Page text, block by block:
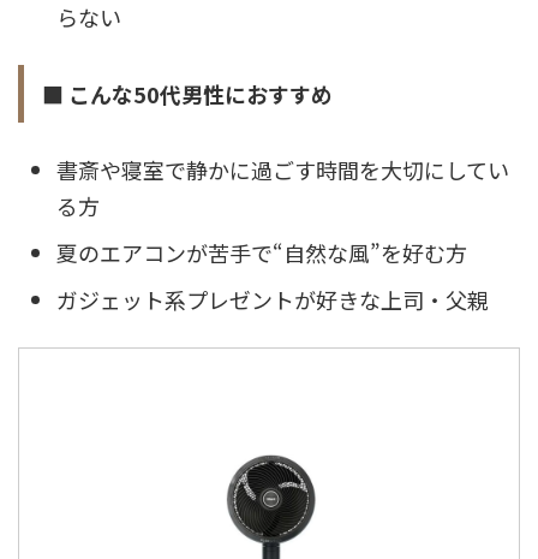
らない
■ こんな50代男性におすすめ
書斎や寝室で静かに過ごす時間を大切にしてい
る方
夏のエアコンが苦手で“自然な風”を好む方
ガジェット系プレゼントが好きな上司・父親